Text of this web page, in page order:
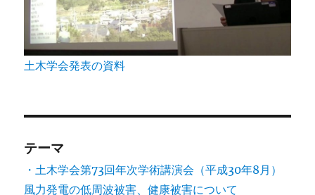
土木学会発表の資料
テーマ
・土木学会第73回年次学術講演会（平成30年8月）
風力発電の低周波被害、健康被害について